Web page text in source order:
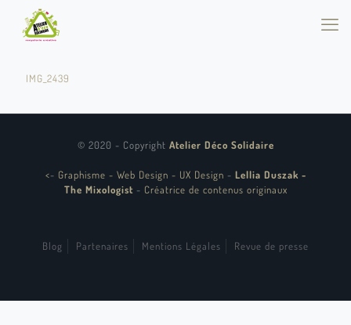
IMG_2439
© 2020 - Copyright Atelier Déco Solidaire
<- Graphisme - Web Design - UX Design - Lellia Duszak -
The Mixologist - Créatrice de contenus originaux
Blog Partenaires Mentions Légales Revue de presse